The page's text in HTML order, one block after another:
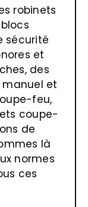
robinets
sécurité
et
des
et
feu,
coupe-
de
là
normes
ces